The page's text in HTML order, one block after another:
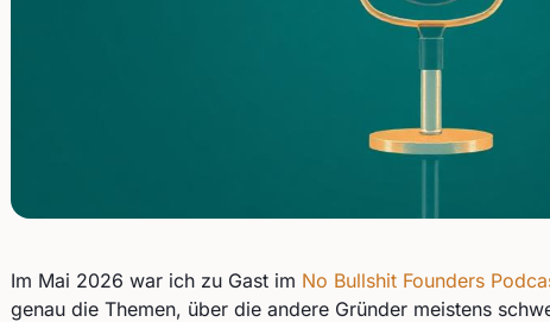
Im Mai 2026 war ich zu Gast im No Bullshit Founders
genau die Themen, über die andere Gründer meistens